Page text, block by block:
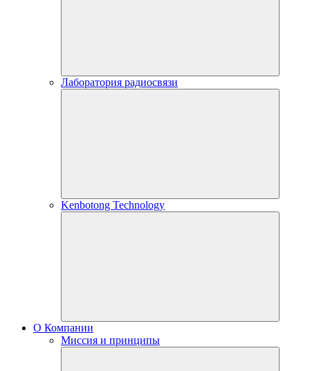
Лаборатория радиосвязи
Kenbotong Technology
О Компании
Миссия и принципы